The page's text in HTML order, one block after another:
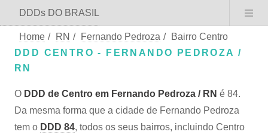
DDDs DO BRASIL
Home / RN / Fernando Pedroza /
Bairro Centro
DDD CENTRO - FERNANDO PEDROZA /
RN
O DDD de Centro em Fernando Pedroza / RN é 84.
Da mesma forma que a cidade de Fernando Pedroza
tem o DDD 84, todos os seus bairros, incluindo Centro